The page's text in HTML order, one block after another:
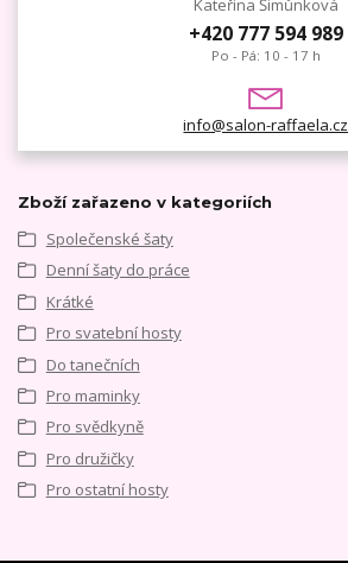
Kateřina Šimůnková
+420 777 594 989
Po - Pá: 10 - 17 h
info@salon-raffaela.cz
Zboží zařazeno v kategoriích
Společenské šaty
Denní šaty do práce
Krátké
Pro svatební hosty
Do tanečních
Pro maminky
Pro svědkyně
Pro družičky
Pro ostatní hosty